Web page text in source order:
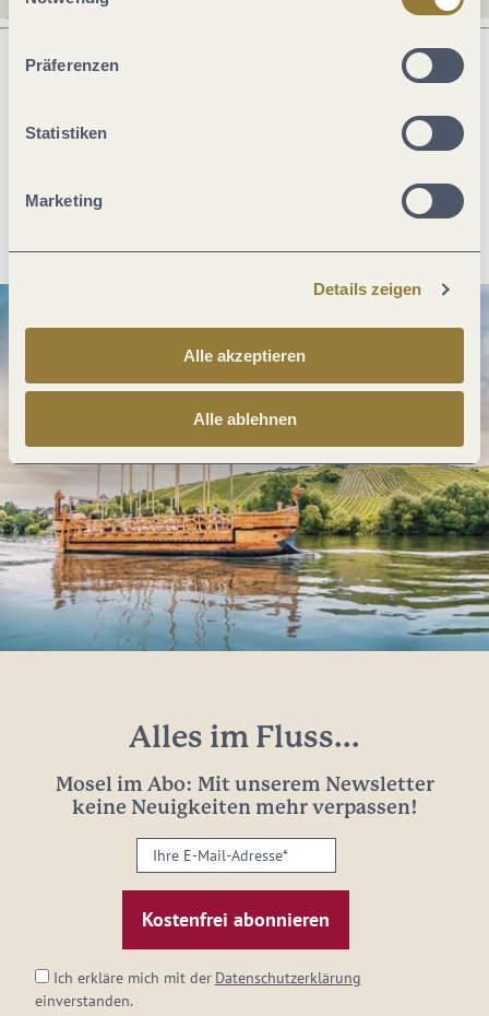
ablehnen" kann es zu Beeinträchtigungen in der Nutzung
Präferenzen
Statistiken
Marketing
Details zeigen
Alle akzeptieren
Alle ablehnen
PDF erzeugen
Alles im Fluss...
Mosel im Abo: Mit unserem Newsletter
keine Neuigkeiten mehr verpassen!
Ihre
E-
Mail-
Adresse:
Ich erkläre mich mit der Datenschutzerklärung
einverstanden.